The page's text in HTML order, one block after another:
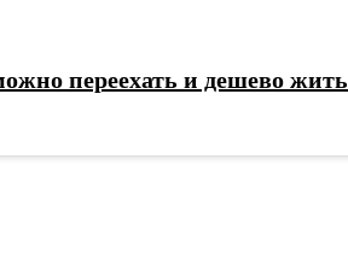
переехать и дешево жить